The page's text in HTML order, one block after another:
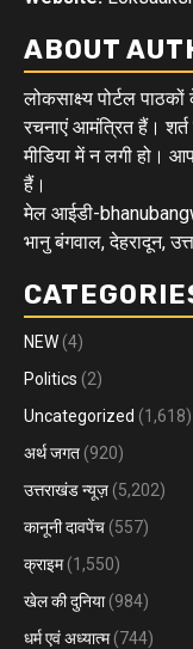
ABOUT
लोकसाक्ष्य पोर्टल
रचनाएं आमंत्रित हैं।
मीडिया में न लगी हो।
हैं।
मेल आईडी-
भानु बंगवाल, देहरादून,
NEW (4)
Politics (2)
Uncategorized (1,618)
अर्थ जगत (920)
उत्तराखंड न्यूज़ (5,202)
कानूनी दावपेंच (557)
क्राइम(1,550)
खेल की दुनिया(984)
धर्म एवं अध्यात्म(744)